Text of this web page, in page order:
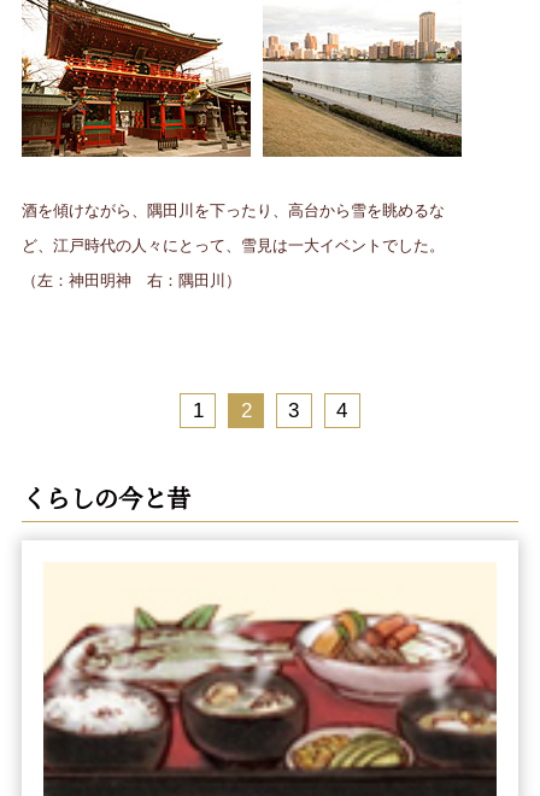
酒を傾けながら、隅田川を下ったり、高台から雪を眺めるな
ど、江戸時代の人々にとって、雪見は一大イベントでした。
（左：神田明神 右：隅田川）
1 2 3 4
くらしの今と昔